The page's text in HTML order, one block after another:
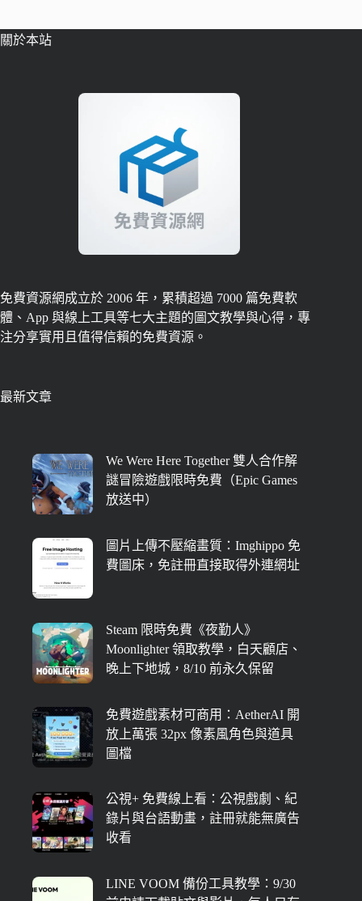
關於本站
免費資源網成立於 2006 年，累積超過 7000 篇免費軟
體、App 與線上工具等七大主題的圖文教學與心得，專
注分享實用且值得信賴的免費資源。
最新文章
We Were Here Together 雙人合作解
謎冒險遊戲限時免費（Epic Games
放送中）
圖片上傳不壓縮畫質：Imghippo 免
費圖床，免註冊直接取得外連網址
Steam 限時免費《夜勤人》
Moonlighter 領取教學，白天顧店、
晚上下地城，8/10 前永久保留
免費遊戲素材可商用：AetherAI 開
放上萬張 32px 像素風角色與道具
圖檔
公視+ 免費線上看：公視戲劇、紀
錄片與台語動畫，註冊就能無廣告
收看
LINE VOOM 備份工具教學：9/30